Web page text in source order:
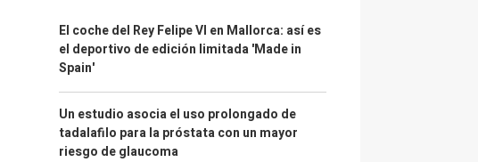
El coche del Rey Felipe VI en Mallorca: así es
el deportivo de edición limitada 'Made in
Spain'
Un estudio asocia el uso prolongado de
tadalafilo para la próstata con un mayor
riesgo de glaucoma